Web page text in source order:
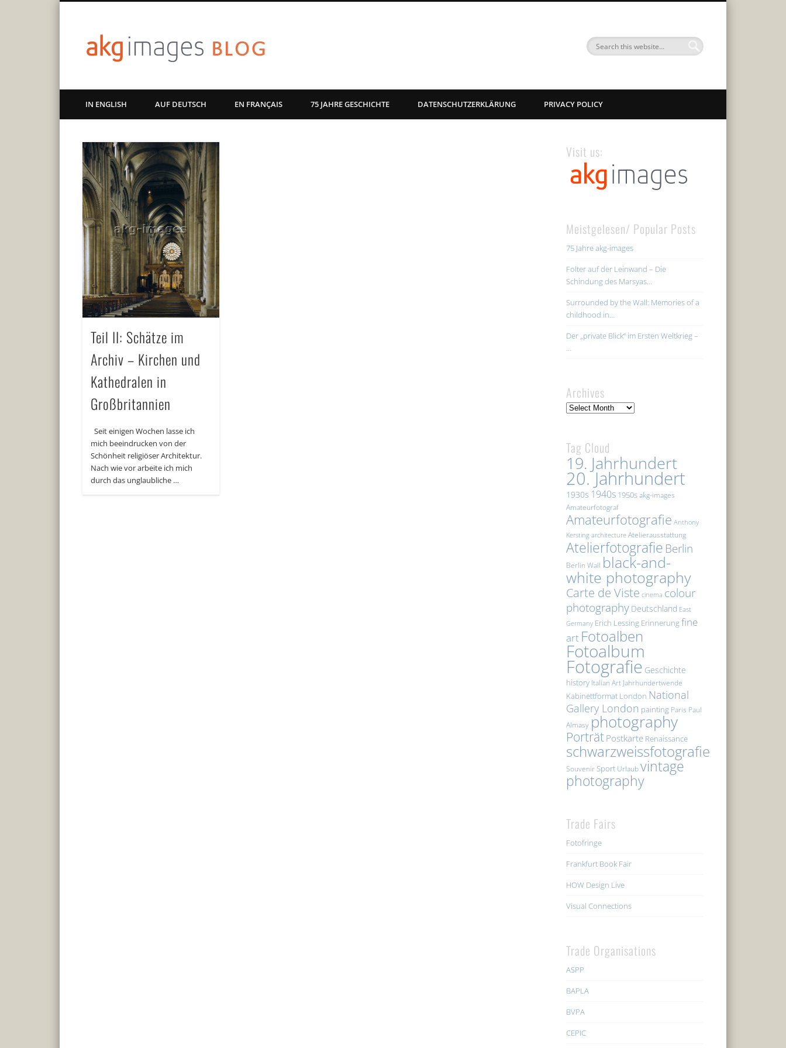
Art | Culture | History
IN ENGLISH AUF DEUTSCH EN FRANÇAIS 75 JAHRE GESCHICHTE DATENSCHUTZERKLÄRUNG PRIVACY POLICY
Teil II: Schätze im
Archiv – Kirchen und
Kathedralen in
Großbritannien
Seit einigen Wochen lasse ich
mich beeindrucken von der
Schönheit religiöser Architektur.
Nach wie vor arbeite ich mich
durch das unglaubliche …
Visit us:
Meistgelesen/ Popular Posts
75 Jahre akg-images
Folter auf der Leinwand – Die
Schindung des Marsyas…
Surrounded by the Wall: Memories of a
childhood in…
Der „private Blick“ im Ersten Weltkrieg –
…
Archives
Archives
Tag Cloud
19. Jahrhundert
20. Jahrhundert
1930s 1940s 1950s akg-images
Amateurfotograf
Amateurfotografie Anthony
Kersting architecture Atelierausstattung
Atelierfotografie Berlin
Berlin Wall black-and-
white photography
Carte de Viste cinema colour
photography Deutschland East
Germany Erich Lessing Erinnerungfine
art Fotoalben
Fotoalbum
Fotografie Geschichte
history Italian Art Jahrhundertwende
Kabinettformat London National
Gallery London painting Paris Paul
Almasy photography
Porträt Postkarte Renaissance
schwarzweissfotografie
Souvenir Sport Urlaub vintage
photography
Trade Fairs
Fotofringe
Frankfurt Book Fair
HOW Design Live
Visual Connections
Trade Organisations
ASPP
BAPLA
BVPA
CEPIC